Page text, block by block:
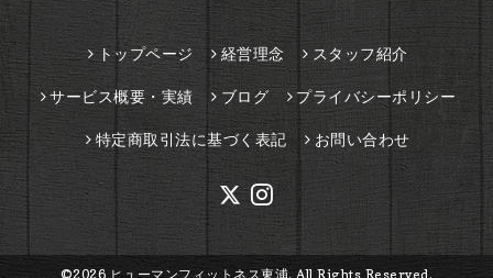
トップページ 経営理念 スタッフ紹介
サービス概要・実績 ブログ プライバシーポリシー
特定商取引法に基づく表記 お問い合わせ
©2026 ヒューマンフィットネス東浦. All Rights Reserved.